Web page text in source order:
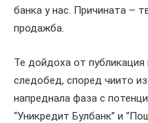
банка у нас. Причината –
продажба.
Те дойдоха от публикация
следобед, според чиито
напреднала фаза с
“Уникредит Булбанк” и